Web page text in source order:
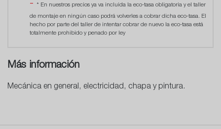
* En nuestros precios ya va incluida la eco-tasa obligatoria y el taller
de montaje en ningún caso podrá volverles a cobrar dicha eco-tasa. El
hecho por parte del taller de intentar cobrar de nuevo la eco-tasa está
totalmente prohibido y penado por ley
Más información
Mecánica en general, electricidad, chapa y pintura.